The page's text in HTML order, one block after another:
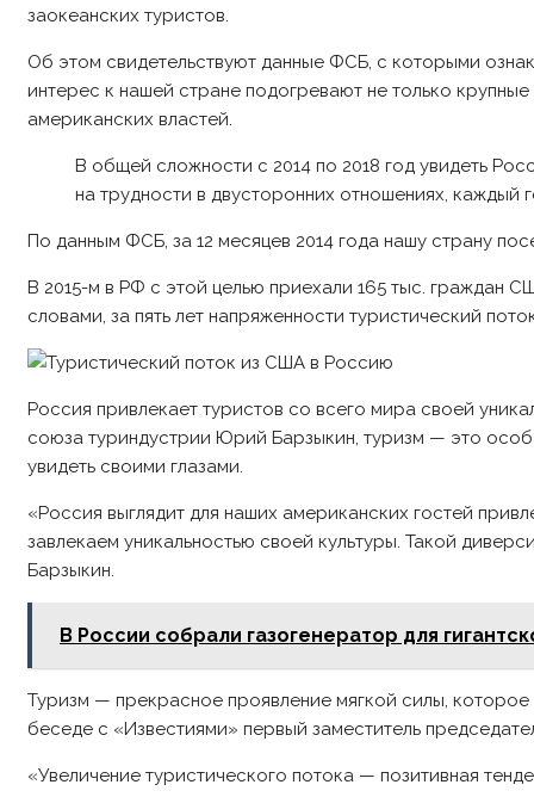
заокеанских туристов.
Об этом свидетельствуют данные ФСБ, с которыми
интерес к нашей стране подогревают не только
американских властей.
В общей сложности с 2014 по 2018 год увидеть
на трудности в двусторонних отношениях,
По данным ФСБ, за 12 месяцев 2014 года нашу страну
В 2015-м в РФ с этой целью приехали 165 тыс. граждан
словами, за пять лет напряженности туристический
Россия привлекает туристов со всего мира своей
союза туриндустрии Юрий Барзыкин, туризм — это
увидеть своими глазами.
«Россия выглядит для наших американских гостей
завлекаем уникальностью своей культуры. Такой
Барзыкин.
В России собрали газогенератор для
Туризм — прекрасное проявление мягкой силы,
беседе с «Известиями» первый заместитель
«Увеличение туристического потока — позитивная